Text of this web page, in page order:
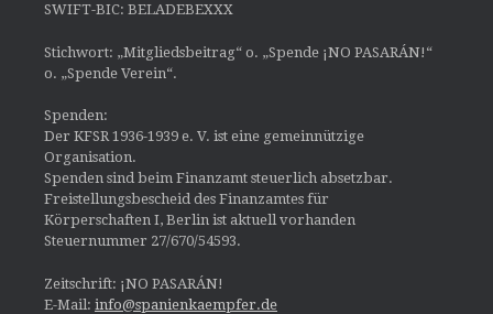
SWIFT-BIC: BELADEBEXXX
Stichwort: „Mitgliedsbeitrag“ o. „Spende ¡NO PASARÁN!“
o. „Spende Verein“.
Spenden:
Der KFSR 1936-1939 e. V. ist eine gemeinnützige
Organisation.
Spenden sind beim Finanzamt steuerlich absetzbar.
Freistellungsbescheid des Finanzamtes für
Körperschaften I, Berlin ist aktuell vorhanden
Steuernummer 27/670/54593.
Zeitschrift: ¡NO PASARÁN!
E-Mail: info@spanienkaempfer.de